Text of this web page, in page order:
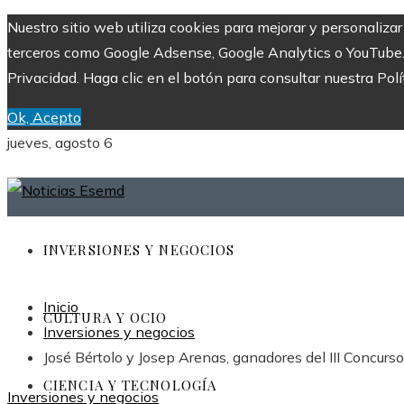
Nuestro sitio web utiliza cookies para mejorar y
terceros como Google Adsense, Google Analytics o
Privacidad. Haga clic en el botón para consultar nuestra
Ok, Acepto
jueves, agosto 6
INVERSIONES Y NEGOCIOS
CULTURA Y OCIO
CIENCIA Y TECNOLOGÍA
Inicio
Inversiones y negocios
José Bértolo y Josep Arenas, ganadores del III
Inversiones y negocios